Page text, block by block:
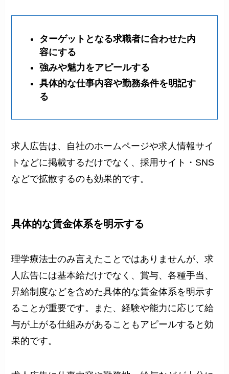
ターゲットとなる求職者に合わせた内
容にする
強みや魅力をアピールする
具体的な仕事内容や勤務条件を明記す
る
求人広告は、自社のホームページや求人情報サイ
トなどに掲載するだけでなく、採用サイト・SNS
などで拡散するのも効果的です。
具体的な賃金体系を明示する
理学療法士のみ言えたことではありませんが、求
人広告には基本給だけでなく、賞与、各種手当、
昇給制度などを含めた具体的な賃金体系を明示す
ることが重要です。また、経験や能力に応じて給
与が上がる仕組みがあることもアピールすると効
果的です。